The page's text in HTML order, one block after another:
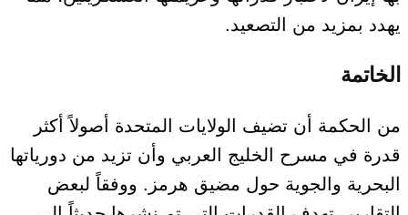
يهدد بمزيد من التصعيد.
الخاتمة
من الحكمة أن تضيف الولايات المتحدة أصولاً أكثر
قدرة في مسرح الخليج العربي وأن تزيد من دورياتها
البحرية والجوية حول مضيق هرمز. ووفقاً لبعض